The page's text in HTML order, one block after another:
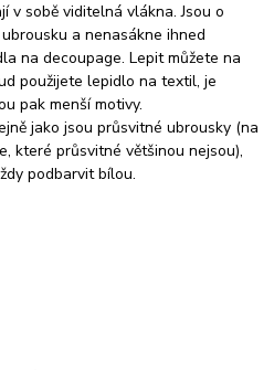
v sobě viditelná vlákna. Jsou o
a nenasákne ihned
na decoupage. Lepit můžete na
použijete lepidlo na textil, je
pak menší motivy.
jako jsou průsvitné ubrousky (na
které průsvitné většinou nejsou),
podbarvit bílou.